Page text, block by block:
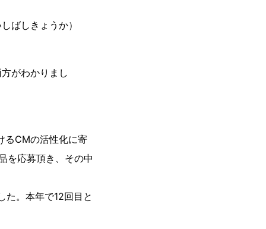
ばしきょうか）
がわかりまし
るCMの活性化に寄
を応募頂き、その中
た。本年で12回目と